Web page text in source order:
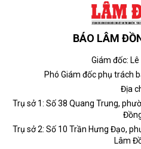
BÁO LÂM
Giám đốc:
Phó Giám đốc phụ trách
Địa
Trụ sở 1: Số 38 Quang Trung,
Trụ sở 2: Số 10 Trần Hưng Đạo,
Lâm